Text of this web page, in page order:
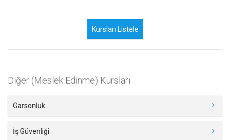
Diğer (Meslek Edinme) Kursları
Garsonluk
İş Güvenliği